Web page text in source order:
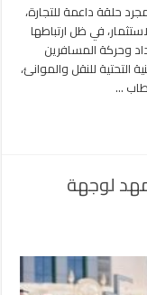
حلقة داعمة للتجارة،
في ظل ارتباطها
وحركة المسافرين
التحتية للنقل والموانئ،
…
تمهد لوجهة